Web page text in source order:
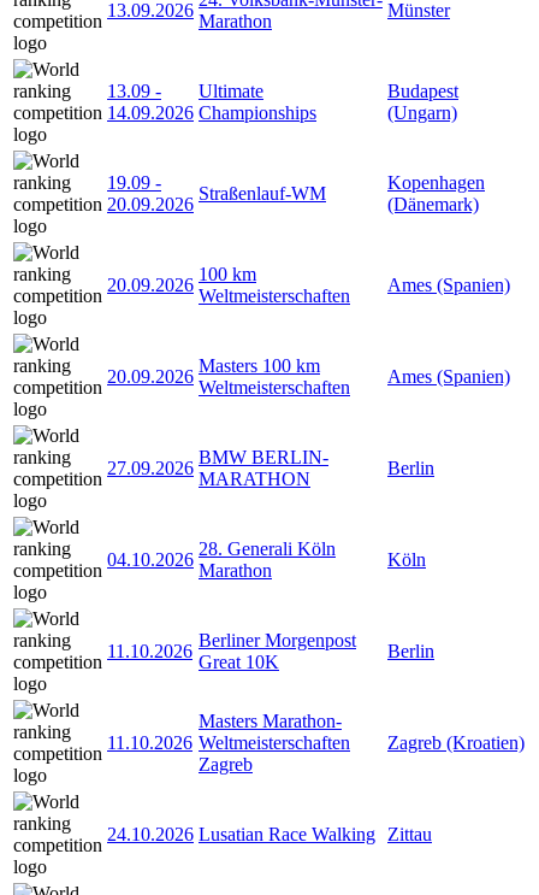
13.09.2026
Marathon
Münster
13.09 -
14.09.2026
Ultimate
Championships
Budapest
(Ungarn)
19.09 -
20.09.2026
Straßenlauf-WM
Kopenhagen
(Dänemark)
20.09.2026
100 km
Weltmeisterschaften
Ames (Spanien)
20.09.2026
Masters 100 km
Weltmeisterschaften
Ames (Spanien)
27.09.2026
BMW BERLIN-
MARATHON
Berlin
04.10.2026
28. Generali Köln
Marathon
Köln
11.10.2026
Berliner Morgenpost
Great 10K
Berlin
11.10.2026
Masters Marathon-
Weltmeisterschaften
Zagreb
Zagreb (Kroatien)
24.10.2026 Lusatian Race Walking Zittau